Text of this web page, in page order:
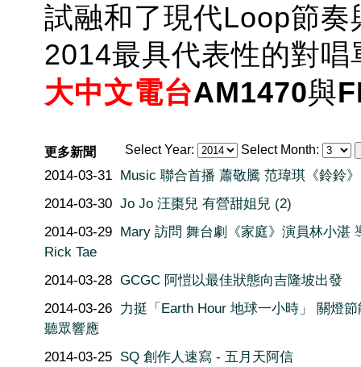
試融和了現代Loop節奏
2014最具代表性的對
大中文電台AM1470與
Select Year: Select Month:
更多新聞
2014-03-31 Music 聯合首播 蕭敬騰 范瑋琪《鈴鈴》
2014-03-30 Jo Jo 汪棗兒 有營甜姐兒 (2)
2014-03-29 Mary 訪問 舞台劇《家庭》演員林小湛
Rick Tae
2014-03-28 GCGC 阿愷以最佳狀態向吉隆坡出發
2014-03-26 力挺「Earth Hour 地球一小時」 關燈
聽眾響應
2014-03-25 SQ 創作人速寫 - 五月天阿信